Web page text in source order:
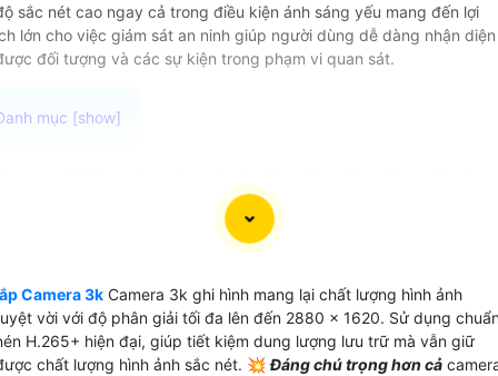
sắc nét cao ngay cả trong điều kiện ánh sáng yếu mang đến lợi
lớn cho việc giám sát an ninh giúp người dùng dễ dàng nhận diện
đối tượng và các sự kiện trong phạm vi quan sát.
vệ gia đình, văn phòng hoặc cửa hàng. Với độ phân
đến 5MP, Camera 3K cho hình ảnh sắc nét và rõ ràng.
Đặc biệt Camera này tích hợp chức năng thu âm đàm
2 chiều, cho phép bạn trò chuyện trực tiếp và giao
từ xa một cách dễ dàng.
ghi video đơn giản hóa hơn bao giờ hết với Camera
hơn 6 triệu điểm ảnh, bạn có thể yên tâm về chất lượng
Camera 3k Camera 3k ghi hình mang lại chất lượng hình ảnh
vời với độ phân giải tối đa lên đến 2880 × 1620. Sử dụng
H.265+ hiện đại, giúp tiết kiệm dung lượng lưu trữ mà vẫn giữ
chất lượng hình ảnh sắc nét. 💥Đáng chú trọng hơn cả